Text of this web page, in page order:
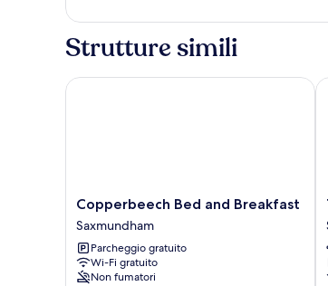
disabili,
bagno
in
camera
2
singoli,
ai
Strutture simili
Copperbeech
Bed
and
Breakfast
Saxmundham
Copperbeech Bed and Breakfast
Saxmundham
Parcheggio gratuito
Wi-Fi gratuito
Non fumatori
Copperbeech Bed and Breakfast